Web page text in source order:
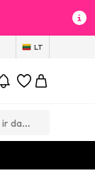
LT